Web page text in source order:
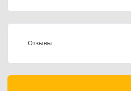
до 19-00 по московскому
письма на почтовый ящик
Отзывы